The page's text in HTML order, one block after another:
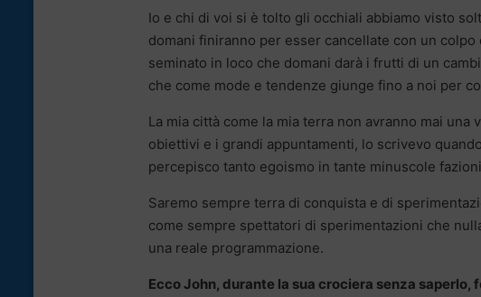
Io e chi di voi si è tolto gli occhiali abbiamo visto
domani finiranno per esser cancellate con un
seminato in loco che domani darà i frutti di un
che come mode e tendenze giunge fino a noi per
La mia città come la mia terra non avranno mai
obiettivi e i grandi appuntamenti, lo scrivevo quando
percepisco tanto egoismo in tante minuscole
Saremo sempre terra di conquista e di
come sempre spettatori di sperimentazioni che
una reale programmazione.
Ecco John, durante la sua crociera senza